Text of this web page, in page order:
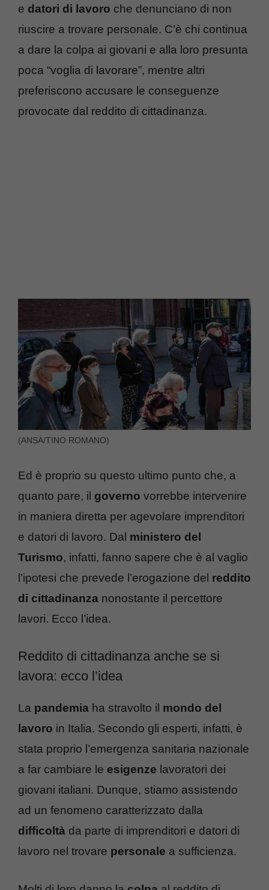
e datori di lavoro che denunciano di non
riuscire a trovare personale. C’è chi continua
a dare la colpa ai giovani e alla loro presunta
poca “voglia di lavorare”, mentre altri
preferiscono accusare le conseguenze
provocate dal reddito di cittadinanza.
(ANSA/TINO ROMANO)
Ed è proprio su questo ultimo punto che, a
quanto pare, il governo vorrebbe intervenire
in maniera diretta per agevolare imprenditori
e datori di lavoro. Dal ministero del
Turismo, infatti, fanno sapere che è al vaglio
l’ipotesi che prevede l’erogazione del reddito
di cittadinanza nonostante il percettore
lavori. Ecco l’idea.
Reddito di cittadinanza anche se si
lavora: ecco l’idea
La pandemia ha stravolto il mondo del
lavoro in Italia. Secondo gli esperti, infatti, è
stata proprio l’emergenza sanitaria nazionale
a far cambiare le esigenze lavoratori dei
giovani italiani. Dunque, stiamo assistendo
ad un fenomeno caratterizzato dalla
difficoltà da parte di imprenditori e datori di
lavoro nel trovare personale a sufficienza.